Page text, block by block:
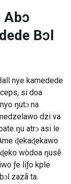
Abɔ
Bɔl
nye kamedede
si doa
ŋutɔ na
dzi va
ŋu atrɔ asi le
ɖekaɖekawo
wòdoa ŋusẽ
ƒe liƒo kple
zazã ta.